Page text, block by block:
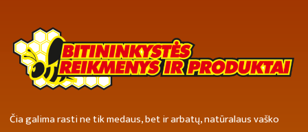
Čia galima rasti ne tik medaus, bet ir arbatų, natūralaus vaško